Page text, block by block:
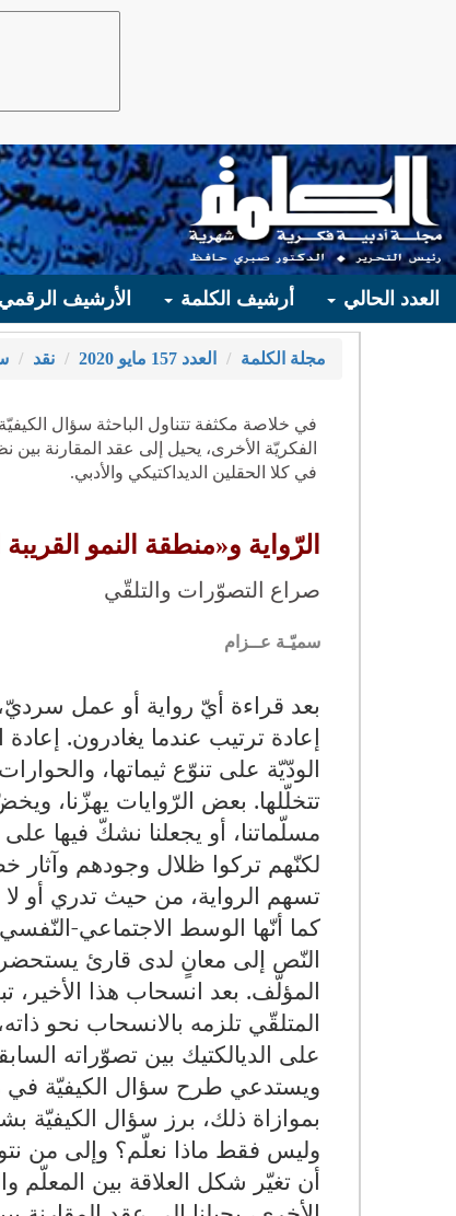
العدد الحالي أرشيف الكلمة الأرشيف
مجلة الكلمة العدد 157 مايو 2020 نقد
في خلاصة مكثفة تتناول الباحثة سؤال
الفكريّة الأخرى، يحيل إلى عقد المقارنة بين
في كلا الحقلين الديداكتيكي والأدبي.
الرّواية و«منطقة النمو
صراع التصوّرات والتلقّي
سميّـة عــزام
بعد قراءة أيّ رواية أو عمل
إعادة ترتيب عندما يغادرون.
الودّيّة على تنوّع ثيماتها،
تتخلّلها. بعض الرّوايات يهزّنا،
مسلّماتنا، أو يجعلنا نشكّ فيها
لكنّهم تركوا ظلال وجودهم وآثار
تسهم الرواية، من حيث تدري أو
كما أنّها الوسط الاجتماعي-
النّص إلى معانٍ لدى قارئ يستحضر
المؤلّف. بعد انسحاب هذا
المتلقّي تلزمه بالانسحاب نحو
على الديالكتيك بين تصوّراته
ويستدعي طرح سؤال الكيفيّة في
بموازاة ذلك، برز سؤال الكيفيّة
وليس فقط ماذا نعلّم؟ وإلى من
أن تغيّر شكل العلاقة بين المعلّم